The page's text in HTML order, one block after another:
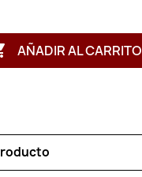
AÑADIR AL CARRITO